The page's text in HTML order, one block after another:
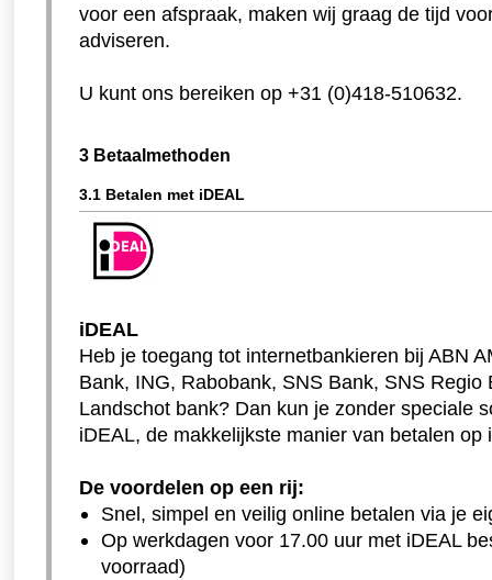
voor een afspraak, maken wij graag de tijd
adviseren.
U kunt ons bereiken op +31 (0)418-510632.
3 Betaalmethoden
3.1 Betalen met iDEAL
iDEAL
Heb je toegang tot internetbankieren bij ABN
Bank, ING, Rabobank, SNS Bank, SNS Regio
Landschot bank? Dan kun je zonder speciale
iDEAL, de makkelijkste manier van betalen op
De voordelen op een rij:
Snel, simpel en veilig online betalen via je
Op werkdagen voor 17.00 uur met iDEAL
voorraad)